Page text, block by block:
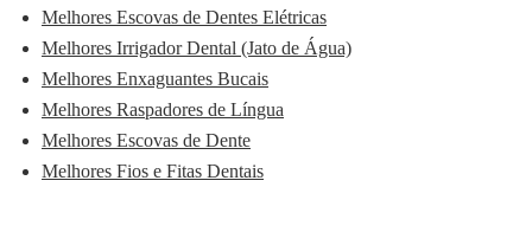
Melhores Escovas de Dentes Elétricas
Melhores Irrigador Dental (Jato de Água)
Melhores Enxaguantes Bucais
Melhores Raspadores de Língua
Melhores Escovas de Dente
Melhores Fios e Fitas Dentais